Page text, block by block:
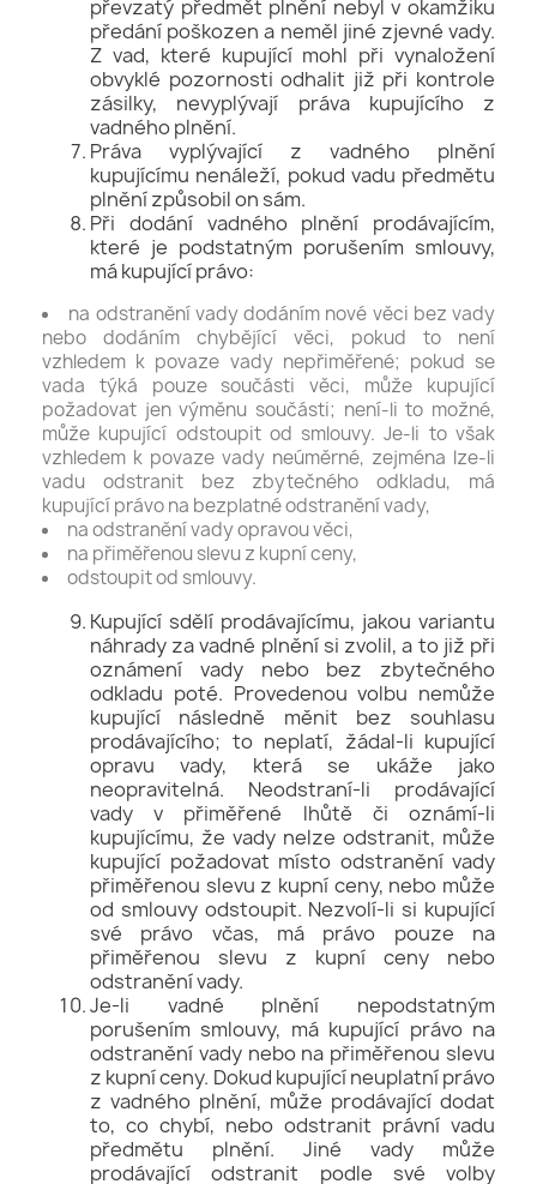
převzatý předmět plnění nebyl v okamžiku
předání poškozen a neměl jiné zjevné vady.
Z vad, které kupující mohl při vynaložení
obvyklé pozornosti odhalit již při kontrole
zásilky, nevyplývají práva kupujícího z
vadného plnění.
Práva vyplývající z vadného plnění
kupujícímu nenáleží, pokud vadu předmětu
plnění způsobil on sám.
Při dodání vadného plnění prodávajícím,
které je podstatným porušením smlouvy,
má kupující právo:
na odstranění vady dodáním nové věci bez vady
nebo dodáním chybějící věci, pokud to není
vzhledem k povaze vady nepřiměřené; pokud se
vada týká pouze součásti věci, může kupující
požadovat jen výměnu součásti; není-li to možné,
může kupující odstoupit od smlouvy. Je-li to však
vzhledem k povaze vady neúměrné, zejména lze-li
vadu odstranit bez zbytečného odkladu, má
kupující právo na bezplatné odstranění vady,
na odstranění vady opravou věci,
na přiměřenou slevu z kupní ceny,
odstoupit od smlouvy.
Kupující sdělí prodávajícímu, jakou variantu
náhrady za vadné plnění si zvolil, a to již při
oznámení vady nebo bez zbytečného
odkladu poté. Provedenou volbu nemůže
kupující následně měnit bez souhlasu
prodávajícího; to neplatí, žádal-li kupující
opravu vady, která se ukáže jako
neopravitelná. Neodstraní-li prodávající
vady v přiměřené lhůtě či oznámí-li
kupujícímu, že vady nelze odstranit, může
kupující požadovat místo odstranění vady
přiměřenou slevu z kupní ceny, nebo může
od smlouvy odstoupit. Nezvolí-li si kupující
své právo včas, má právo pouze na
přiměřenou slevu z kupní ceny nebo
odstranění vady.
Je-li vadné plnění nepodstatným
porušením smlouvy, má kupující právo na
odstranění vady nebo na přiměřenou slevu
z kupní ceny. Dokud kupující neuplatní právo
z vadného plnění, může prodávající dodat
to, co chybí, nebo odstranit právní vadu
předmětu plnění. Jiné vady může
prodávající odstranit podle své volby